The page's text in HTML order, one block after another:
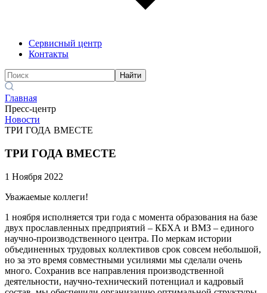
Сервисный центр
Контакты
Найти
Главная
Пресс-центр
Новости
ТРИ ГОДА ВМЕСТЕ
ТРИ ГОДА ВМЕСТЕ
1 Ноября 2022
Уважаемые коллеги!
1 ноября исполняется три года с момента образования на базе
двух прославленных предприятий – КБХА и ВМЗ – единого
научно-производственного центра. По меркам истории
объединенных трудовых коллективов срок совсем небольшой,
но за это время совместными усилиями мы сделали очень
много. Сохранив все направления производственной
деятельности, научно-технический потенциал и кадровый